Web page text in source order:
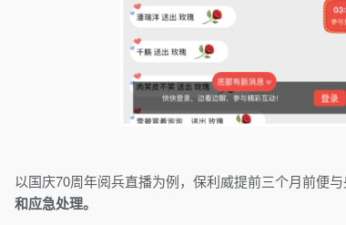
以国庆70周年阅兵直播为例，保利威提前三个月前便
和应急处理。